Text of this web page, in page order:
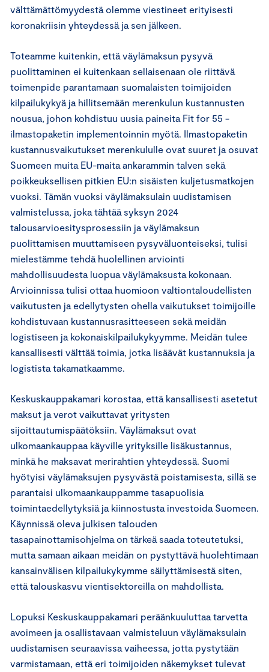
välttämättömyydestä olemme viestineet erityisesti
koronakriisin yhteydessä ja sen jälkeen.
Toteamme kuitenkin, että väylämaksun pysyvä
puolittaminen ei kuitenkaan sellaisenaan ole riittävä
toimenpide parantamaan suomalaisten toimijoiden
kilpailukykyä ja hillitsemään merenkulun kustannusten
nousua, johon kohdistuu uusia paineita Fit for 55 -
ilmastopaketin implementoinnin myötä. Ilmastopaketin
kustannusvaikutukset merenkululle ovat suuret ja osuvat
Suomeen muita EU-maita ankarammin talven sekä
poikkeuksellisen pitkien EU:n sisäisten kuljetusmatkojen
vuoksi. Tämän vuoksi väylämaksulain uudistamisen
valmistelussa, joka tähtää syksyn 2024
talousarvioesitysprosessiin ja väylämaksun
puolittamisen muuttamiseen pysyväluonteiseksi, tulisi
mielestämme tehdä huolellinen arviointi
mahdollisuudesta luopua väylämaksusta kokonaan.
Arvioinnissa tulisi ottaa huomioon valtiontaloudellisten
vaikutusten ja edellytysten ohella vaikutukset toimijoille
kohdistuvaan kustannusrasitteeseen sekä meidän
logistiseen ja kokonaiskilpailukykyymme. Meidän tulee
kansallisesti välttää toimia, jotka lisäävät kustannuksia ja
logistista takamatkaamme.
Keskuskauppakamari korostaa, että kansallisesti asetetut
maksut ja verot vaikuttavat yritysten
sijoittautumispäätöksiin. Väylämaksut ovat
ulkomaankauppaa käyville yrityksille lisäkustannus,
minkä he maksavat merirahtien yhteydessä. Suomi
hyötyisi väylämaksujen pysyvästä poistamisesta, sillä se
parantaisi ulkomaankauppamme tasapuolisia
toimintaedellytyksiä ja kiinnostusta investoida Suomeen.
Käynnissä oleva julkisen talouden
tasapainottamisohjelma on tärkeä saada toteutetuksi,
mutta samaan aikaan meidän on pystyttävä huolehtimaan
kansainvälisen kilpailukykymme säilyttämisestä siten,
että talouskasvu vientisektoreilla on mahdollista.
Lopuksi Keskuskauppakamari peräänkuuluttaa tarvetta
avoimeen ja osallistavaan valmisteluun väylämaksulain
uudistamisen seuraavissa vaiheessa, jotta pystytään
varmistamaan, että eri toimijoiden näkemykset tulevat